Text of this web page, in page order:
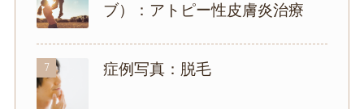
ブ）：アトピー性皮膚炎治療
7 症例写真：脱毛